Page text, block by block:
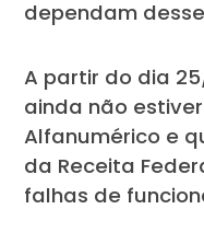
dependam
A partir do dia
ainda não
Alfanumérico e
da Receita
falhas de